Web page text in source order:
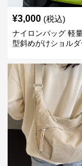
¥3,000 (税込)
ナイロンバッグ 軽
型斜めがけショル